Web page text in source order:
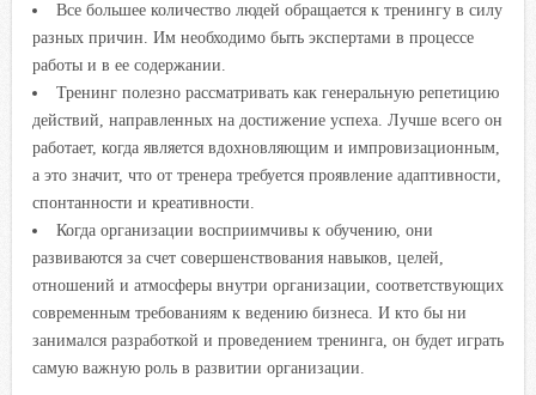
Все большее количество людей обращается к тренингу в силу
разных причин. Им необходимо быть экспертами в процессе
работы и в ее содержании.
Тренинг полезно рассматривать как генеральную репетицию
действий, направленных на достижение успеха. Лучше всего он
работает, когда является вдохновляющим и импровизационным,
а это значит, что от тренера требуется проявление адаптивности,
спонтанности и креативности.
Когда организации восприимчивы к обучению, они
развиваются за счет совершенствования навыков, целей,
отношений и атмосферы внутри организации, соответствующих
современным требованиям к ведению бизнеса. И кто бы ни
занимался разработкой и проведением тренинга, он будет играть
самую важную роль в развитии организации.